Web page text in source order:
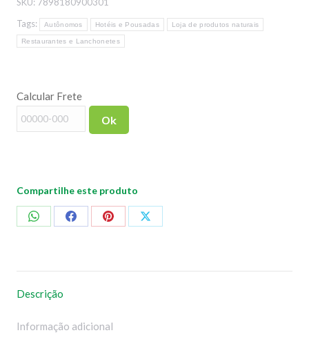
180g
quantidade
Tags:
Autônomos Hotéis e Pousadas Loja de produtos naturais
Restaurantes e Lanchonetes
Calcular Frete
Ok
Compartilhe este produto
CompartilharCompartilharCompartilharCompartilhar
Descrição
Informação adicional